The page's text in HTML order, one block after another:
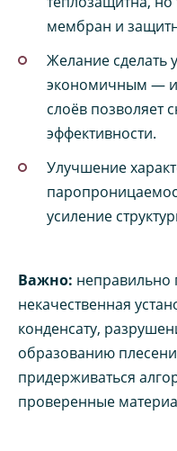
мембран и
Желание сделать
экономичным —
слоёв позволяет
эффективности.
Улучшение
усиление
Важно: неправильно
некачественная
конденсату,
образованию
придерживаться
проверенные